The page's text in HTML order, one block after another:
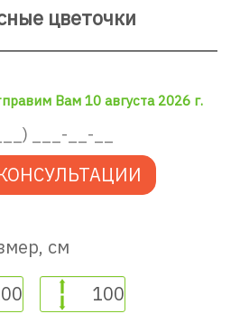
цветочки
Вам 10 августа 2026 г.
см